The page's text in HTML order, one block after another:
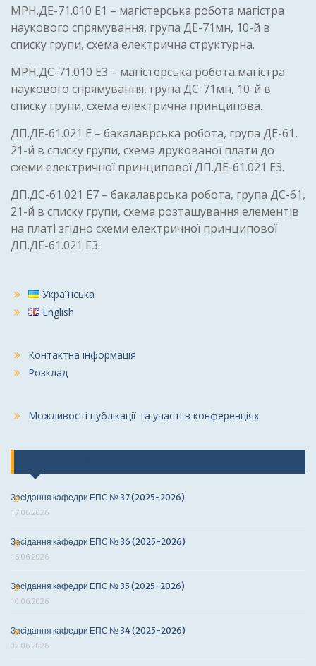
МРН.ДЕ-71.010 Е1 – магістерська робота магістра
наукового спрямування, група ДЕ-71мн, 10-й в
списку групи, схема електрична структурна.
МРН.ДС-71.010 Е3 – магістерська робота магістра
наукового спрямування, група ДС-71мн, 10-й в
списку групи, схема електрична принципова.
ДП.ДЕ-61.021 Е – бакалаврська робота, група ДЕ-61,
21-й в списку групи, схема друкованої плати до
схеми електричної принципової ДП.ДЕ-61.021 Е3.
ДП.ДС-61.021 Е7 – бакалаврська робота, група ДС-61,
21-й в списку групи, схема розташування елементів
на платі згідно схеми електричної принципової
ДП.ДЕ-61.021 Е3.
Українська
English
Контактна інформація
Розклад
Можливості публікації та участі в конференціях
Засідання кафедри ЕПС № 37 (2025-2026)
17.06.2026
Засідання кафедри ЕПС № 36 (2025-2026)
15.06.2026
Засідання кафедри ЕПС № 35 (2025-2026)
10.06.2026
Засідання кафедри ЕПС № 34 (2025-2026)
02.06.2026